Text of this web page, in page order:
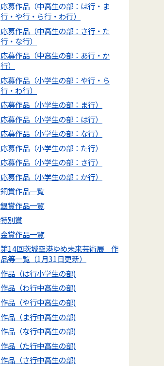
応募作品（中高生の部：は行・ま
行・や行・ら行・わ行）
応募作品（中高生の部：さ行・た
行・な行）
応募作品（中高生の部：あ行・か
行）
応募作品（小学生の部：や行・ら
行・わ行）
応募作品（小学生の部：ま行）
応募作品（小学生の部：は行）
応募作品（小学生の部：な行）
応募作品（小学生の部：た行）
応募作品（小学生の部：さ行）
応募作品（小学生の部：か行）
銅賞作品一覧
銀賞作品一覧
特別賞
金賞作品一覧
第14回茨城空港ゆめ未来芸術展 作
品等一覧（1月31日更新）
作品（は行小学生の部)
作品（わ行中高生の部)
作品（や行中高生の部)
作品（ま行中高生の部)
作品（な行中高生の部)
作品（た行中高生の部)
作品（さ行中高生の部)